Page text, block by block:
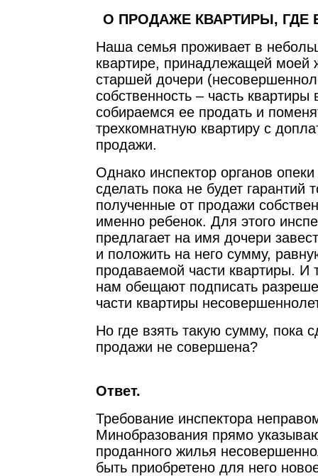
О ПРОДАЖЕ КВАРТИРЫ, ГДЕ
Наша семья проживает в
квартире, принадлежащей моей
старшей дочери
собственность – часть
собираемся ее продать и
трехкомнатную квартиру с
продажи.
Однако инспектор органов
сделать пока не будет гарантий
полученные от продажи
именно ребенок. Для этого
предлагает на имя дочери
и положить на него сумму,
продаваемой части квартиры. И
нам обещают подписать
части квартиры
Но где взять такую сумму, пока
продажи не совершена?
Ответ.
Требование инспектора
Минобразования прямо
проданного жилья
быть приобретено для него